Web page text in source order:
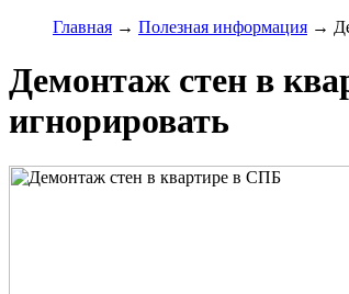
Главная → Полезная информация →
Демонтаж стен в
игнорировать